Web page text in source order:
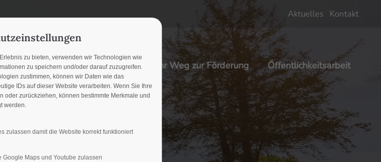
Cybersteel Inc.
376-293 City Road, Suite 600
San Francisco, CA 94102
+44 1234 567 890
Drop us a line
About us
Lorem ipsum dolor sit amet,
consectetuer adipiscing elit.
Aenean commodo ligula eget dolor.
Aenean massa. Cum sociis natoque
penatibus et magnis dis parturient
montes, nascetur ridiculus mus.
Donec quam felis, ultricies nec.
Aktuelles Kontakt
Ihr Weg zur Förderung Öffentlichkeitsarbeit
zu bieten, verwenden wir Technologien wie
zu speichern und/oder darauf zuzugreifen.
zustimmen, können wir Daten wie das
IDs auf dieser Website verarbeiten. Wenn Sie Ihre
oder zurückziehen, können bestimmte Merkmale und
werden.
zulassen damit die Website korrekt funktioniert
Google Maps und Youtube zulassen